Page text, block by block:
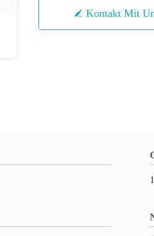
Kontakt Mit